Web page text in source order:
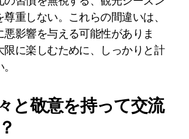
重しない。これらの間違いは、
悪影響を与える可能性がありま
限に楽しむために、しっかりと計
と敬意を持って交流